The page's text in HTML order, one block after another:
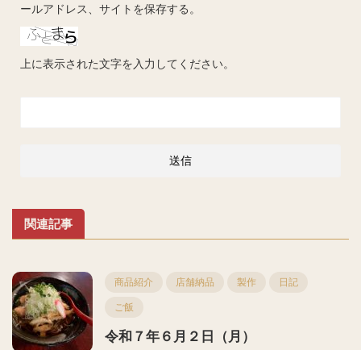
ールアドレス、サイトを保存する。
上に表示された文字を入力してください。
関連記事
商品紹介 店舗納品 製作 日記
ご飯
令和７年６月２日（月）